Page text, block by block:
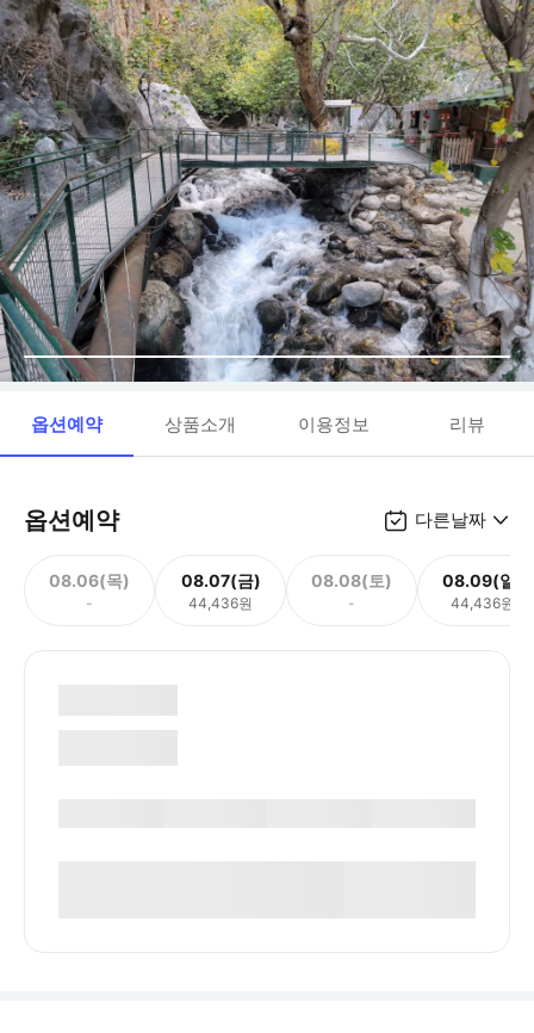
옵션예약 상품소개 이용정보 리뷰
옵션예약 다른날짜
08.06(목)
-
08.07(금)
44,436원
08.08(토)
-
08.09(일)
44,436원